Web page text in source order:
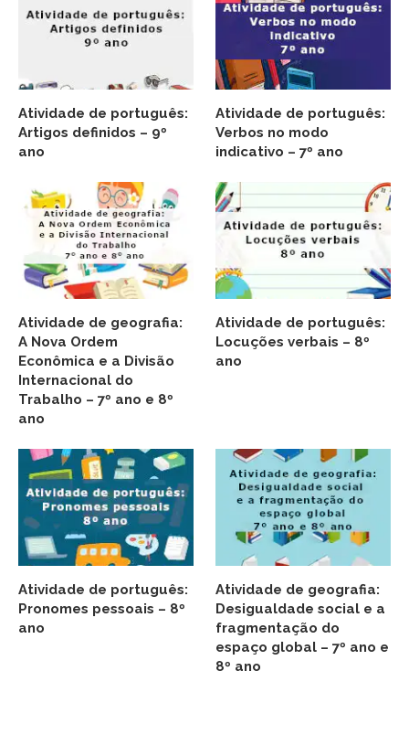
Atividade de português:
Artigos definidos – 9º
ano
Atividade de português:
Verbos no modo
indicativo – 7º ano
Atividade de geografia:
A Nova Ordem
Econômica e a Divisão
Internacional do
Trabalho – 7º ano e 8º
ano
Atividade de português:
Locuções verbais – 8º
ano
Atividade de português:
Pronomes pessoais – 8º
ano
Atividade de geografia:
Desigualdade social e a
fragmentação do
espaço global – 7º ano e
8º ano